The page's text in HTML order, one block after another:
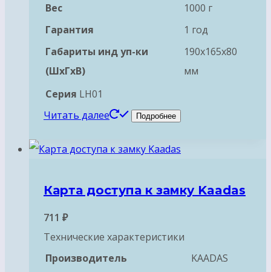
Вес
1000 г
Гарантия
1 год
Габариты инд уп-ки
(ШхГхВ)
190x165x80
мм
Серия LH01
Читать далее
Подробнее
Карта доступа к замку Kaadas
711 ₽
Технические характеристики
Производитель
KAADAS